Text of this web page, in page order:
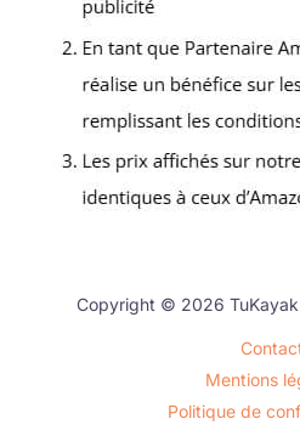
Copyright © 2026
Mentions
Politique de